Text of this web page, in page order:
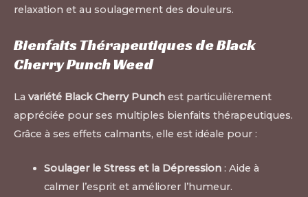
relaxation et au soulagement des douleurs.
Bienfaits Thérapeutiques de Black
Cherry Punch Weed
La variété Black Cherry Punch est particulièrement
appréciée pour ses multiples bienfaits thérapeutiques.
Grâce à ses effets calmants, elle est idéale pour :
Soulager le Stress et la Dépression: Aide à
calmer l’esprit et améliorer l’humeur.